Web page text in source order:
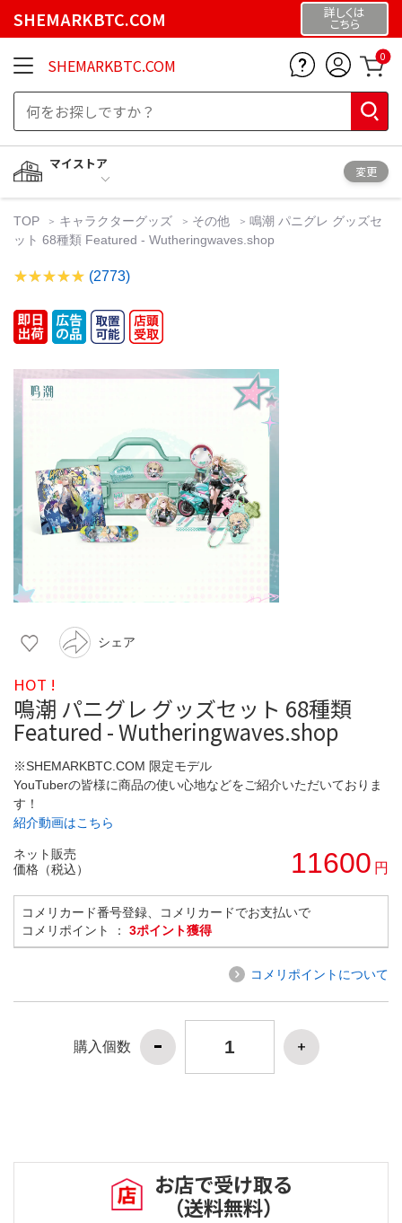
SHEMARKBTC.COM 詳しくは
こちら
SHEMARKBTC.COM 0
マイストア
変更
TOP キャラクターグッズ その他
鳴潮 パニグレ グッズセ
ット 68種類 Featured - Wutheringwaves.shop
(2773)
シェア
HOT !
鳴潮 パニグレ グッズセット 68種類
Featured - Wutheringwaves.shop
※SHEMARKBTC.COM 限定モデル
YouTuberの皆様に商品の使い心地などをご紹介いただいておりま
す！
紹介動画はこちら
ネット販売
価格（税込）
11600 円
コメリカード番号登録、コメリカードでお支払いで
コメリポイント ： 3ポイント獲得
コメリポイントについて
購入個数
お店で受け取る
（送料無料）